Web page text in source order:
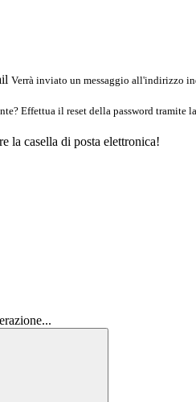
Verrà inviato un messaggio all'indirizzo
Effettua il reset della password tramite la
la casella di posta elettronica!